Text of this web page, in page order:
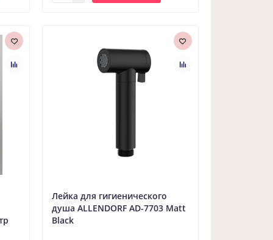
Лейка для гигиенического
душа ALLENDORF AD-7703 Matt
Black